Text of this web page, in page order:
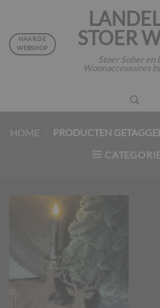
inhoud
STOER
Stoer Sober en
Woonaccessoires
NAAR DE
WEBSHOP
HOME
PRODUCTEN